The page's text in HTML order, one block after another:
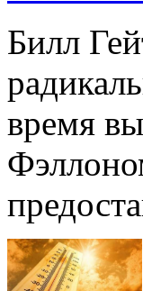
Билл
время